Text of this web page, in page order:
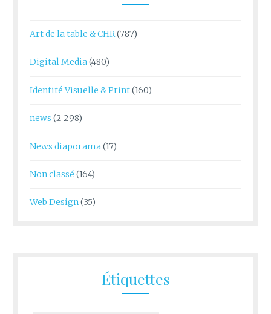
Art de la table & CHR(787)
Digital Media(480)
Identité Visuelle & Print(160)
news (2 298)
News diaporama(17)
Non classé (164)
Web Design(35)
Étiquettes